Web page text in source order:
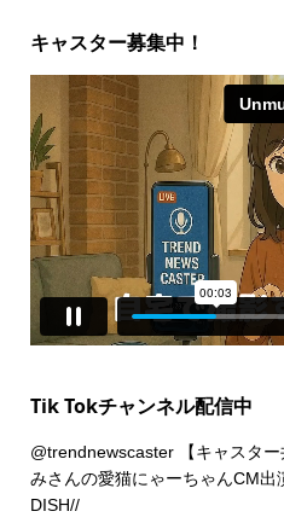
キャスター募集中！
Tik Tokチャンネル配信中
@trendnewscaster【キャスター
みさんの愛猫にゃーちゃんCM
DISH//